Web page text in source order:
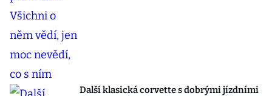
Další klasická corvette s dobrými jízdními